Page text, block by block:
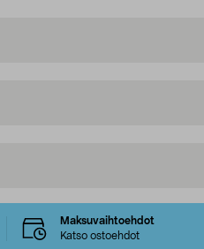
Maksuvaihtoehdot
Katso ostoehdot